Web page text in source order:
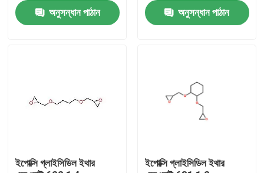
বাড়ি
আমাদের সম্পর্কে
অনুসন্ধান পাঠান
অনুসন্ধান পাঠান
ইপোক্সি গ্লাইসিডিল ইথার
ইপোক্সি গ্লাইসিডিল ইথার